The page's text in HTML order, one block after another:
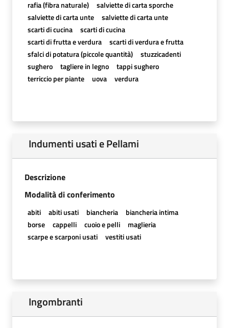
rafia (fibra naturale)
salviette di carta sporche
salviette di carta unte
salviette di carta unte
scarti di cucina
scarti di cucina
scarti di frutta e verdura
scarti di verdura e frutta
sfalci di potatura (piccole quantità)
stuzzicadenti
sughero
tagliere in legno
tappi sughero
terriccio per piante
uova verdura
Indumenti usati e Pellami
Descrizione
Modalità di conferimento
abiti abiti usati biancheria
biancheria intima
borse
cappelli cuoio e pelli
maglieria
scarpe e scarponi usati
vestiti usati
Ingombranti